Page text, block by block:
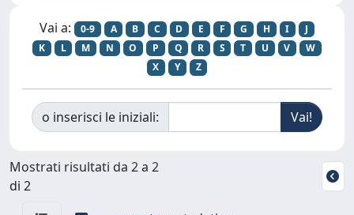
Vai a: 0-9 A B C D E F G H I
J
K
L M N O P Q R S T U V
W
X
Y Z
o inserisci le iniziali:
Mostrati risultati da 2 a 2
di 2